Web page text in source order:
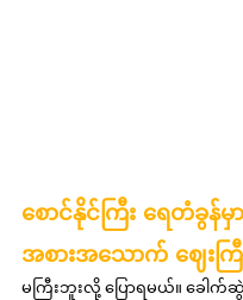
စောင်နိုင်ကြီး ရေတံခွန်မှာ
အစားအသောက် ဈေးကြီ
မကြီးဘူးလို့ ပြောရမယ်။ ခေါက်